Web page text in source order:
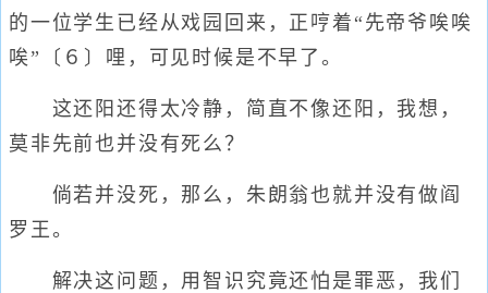
的一位学生已经从戏园回来，正哼着“先帝爷唉唉
唉”〔６〕哩，可见时候是不早了。
这还阳还得太冷静，简直不像还阳，我想，
莫非先前也并没有死么？
倘若并没死，那么，朱朗翁也就并没有做阎
罗王。
解决这问题，用智识究竟还怕是罪恶，我们